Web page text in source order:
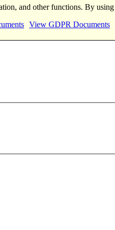
and other functions. By
View GDPR Documents